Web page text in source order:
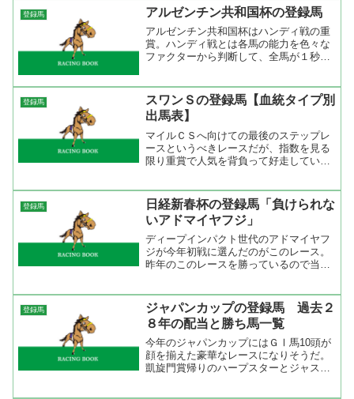
特にウオッカはこれといった弱点が見当
たらないので本番では１人...
登録馬 アルゼンチン共和国杯の登録馬
アルゼンチン共和国杯はハンディ戦の重
賞。ハンディ戦とは各馬の能力を色々な
ファクターから判断して、全馬が１秒以
思っている。だから、ハンディキャッパ
ーが重いハンディを課した...
登録馬
スワンＳの登録馬【血統タイプ別
出馬表】
マイルＣＳへ向けての最後のステップレ
ースというべきレースだが、指数を見る
限り重賞で人気を背負って好走している
ボーラー、３着タガノバスティーユ辺り
が人気になってしまうのだ...
登録馬
日経新春杯の登録馬「負けられな
いアドマイヤフジ」
ディープインパクト世代のアドマイヤフ
ジが今年初戦に選んだのがこのレース。
昨年のこのレースを勝っているので当然
ょう。格上挑戦、昇級馬とオープン馬が
少ないレースなのでアドマ...
登録馬
ジャパンカップの登録馬 過去２
８年の配当と勝ち馬一覧
今年のジャパンカップにはＧⅠ馬10頭が
顔を揃えた豪華なレースになりそうだ。
凱旋門賞帰りのハープスターとジャスタ